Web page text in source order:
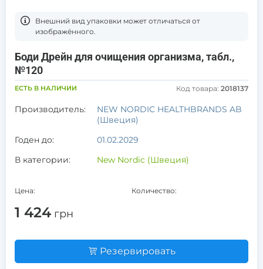
Bнешний вид упаковки может отличаться от
изображённого.
Боди Дрейн для очищения организма, табл.,
№120
ЕСТЬ В НАЛИЧИИ Код товара: 2018137
Производитель:
NEW NORDIC HEALTHBRANDS AB
(Швеция)
Годен до:
01.02.2029
В категории:
New Nordic (Швеция)
Цена:
1 424 грн
Количество:
Резервировать